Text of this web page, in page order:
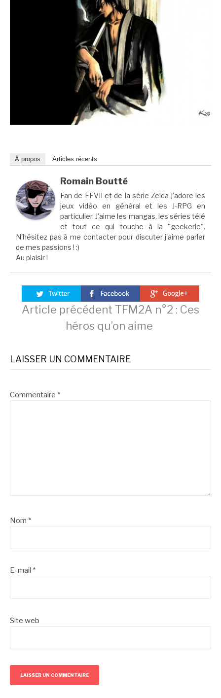
À propos Articles récents
Romain Boutté
Fan de FFVII et de la série Zelda j'adore les
jeux vidéo en général et les J-RPG en
particulier. J'aime les mangas, les séries télé
et tout ce qui touche à la "geekerie".
N'hésitez pas à me contacter pour discuter j'aime parler
de mes passions ! :)
Au plaisir !
Lire
la
suite
Article précédent TFM2A n°2 : Ces
héros qu’on aime
LAISSER UN COMMENTAIRE
Commentaire *
Nom *
E-mail *
Site web